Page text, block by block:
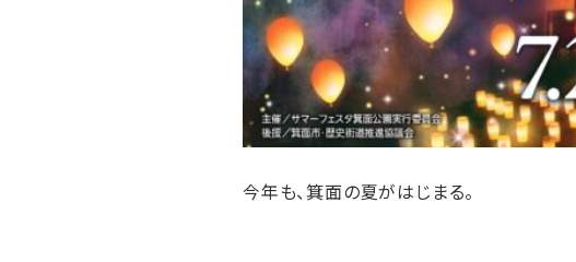
今年も、箕面の夏がはじまる。